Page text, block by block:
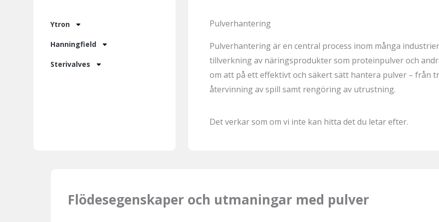
Ytron
Hanningfield
Sterivalves
Pulverhantering
Pulverhantering är en central process inom många
tillverkning av näringsprodukter som proteinpulver och
om att på etteffektivt och säkert sätt hantera pulver– från
återvinning av spill samt rengöring av utrustning.
Det verkar som om vi inte kan hitta det du letar efter.
Flödesegenskaper och utmaningar med pulver